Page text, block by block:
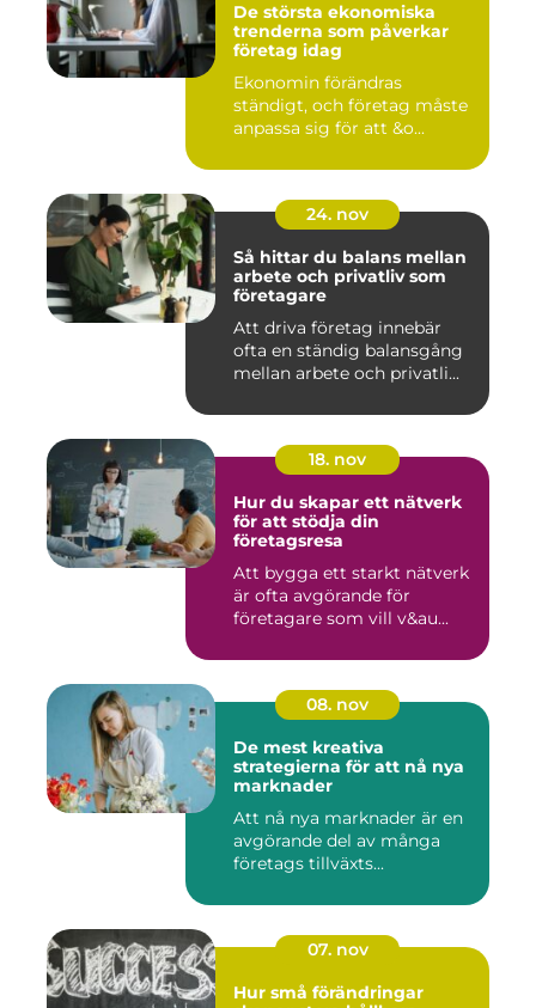
De största ekonomiska
trenderna som påverkar
företag idag
Ekonomin förändras
ständigt, och företag måste
anpassa sig för att &o...
24. nov
Så hittar du balans mellan
arbete och privatliv som
företagare
Att driva företag innebär
ofta en ständig balansgång
mellan arbete och privatli...
18. nov
Hur du skapar ett nätverk
för att stödja din
företagsresa
Att bygga ett starkt nätverk
är ofta avgörande för
företagare som vill v&au...
08. nov
De mest kreativa
strategierna för att nå nya
marknader
Att nå nya marknader är en
avgörande del av många
företags tillväxts...
07. nov
Hur små förändringar